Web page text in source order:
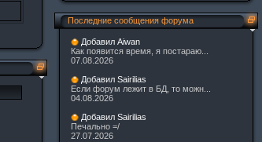
Последние сообщения форума
Добавил Aiwan
Как появится время, я постараю...
07.08.2026
Добавил Sairilias
Если форум лежит в БД, то можн...
04.08.2026
Добавил Sairilias
Печально =/
27.07.2026